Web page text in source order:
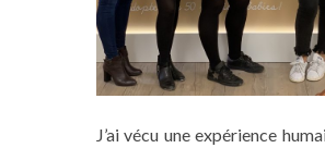
J’ai vécu une expérience